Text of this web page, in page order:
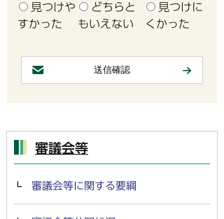
見つけや
すかった
どちらと
もいえない
見つけに
くかった
審議会等
審議会等に関する要綱